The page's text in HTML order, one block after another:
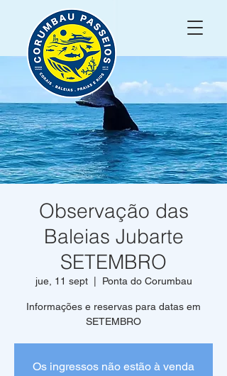
Observação das
Baleias Jubarte
SETEMBRO
jue, 11 sept
  |
Ponta do Corumbau
Informações e reservas para datas em
SETEMBRO
Os ingressos não estão à venda